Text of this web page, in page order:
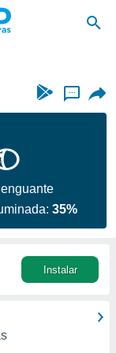
...
35%
Instalar